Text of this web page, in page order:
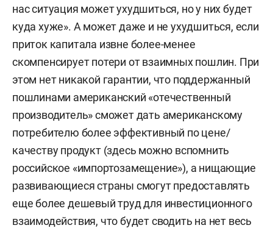
нас ситуация может ухудшиться, но у них будет
куда хуже». А может даже и не ухудшиться, если
приток капитала извне более-менее
скомпенсирует потери от взаимных пошлин. При
этом нет никакой гарантии, что поддержанный
пошлинами американский «отечественный
производитель» сможет дать американскому
потребителю более эффективный по цене/
качеству продукт (здесь можно вспомнить
российское «импортозамещение»), а нищающие
развивающиеся страны смогут предоставлять
еще более дешевый труд для инвестиционного
взаимодействия, что будет сводить на нет весь